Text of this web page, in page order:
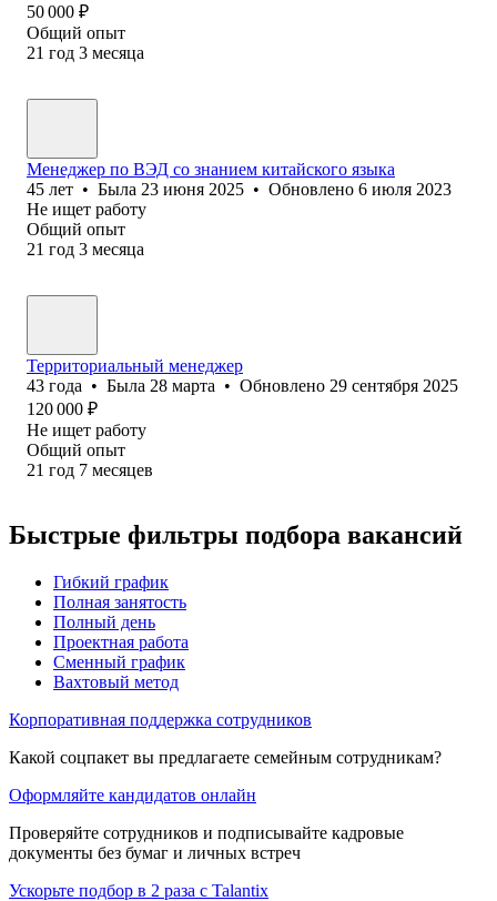
50 000 ₽
Общий опыт
21 год 3 месяца
Менеджер по ВЭД со знанием китайского языка
45 лет • Была 23 июня 2025 • Обновлено 6 июля 2023
Не ищет работу
Общий опыт
21 год 3 месяца
Территориальный менеджер
43 года • Была 28 марта • Обновлено 29 сентября 2025
120 000 ₽
Не ищет работу
Общий опыт
21 год 7 месяцев
Быстрые фильтры подбора вакансий
Гибкий график
Полная занятость
Полный день
Проектная работа
Сменный график
Вахтовый метод
Корпоративная поддержка сотрудников
Какой соцпакет вы предлагаете семейным сотрудникам?
Оформляйте кандидатов онлайн
Проверяйте сотрудников и подписывайте кадровые
документы без бумаг и личных встреч
Ускорьте подбор в 2 раза с Talantix